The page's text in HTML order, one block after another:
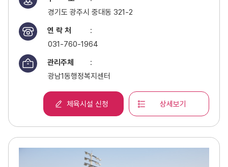
경기도 광주시 중대동 321-2
연 락 처
:
031-760-1964
관리주체
:
광남1동행정복지센터
체육시설 신청 상세보기